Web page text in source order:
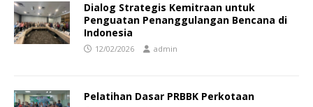
Dialog Strategis Kemitraan untuk
Penguatan Penanggulangan Bencana di
Indonesia
12/02/2026 admin
Pelatihan Dasar PRBBK Perkotaan